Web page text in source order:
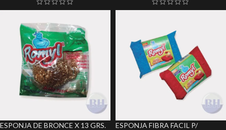
ESPONJA DE BRONCE X 13 GRS.
ESPONJA FIBRA FACIL P/